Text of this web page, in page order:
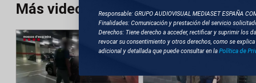
Responsable: GRUPO AUDIOVISUAL MEDIASET ESPAÑA
Finalidades: Comunicación y prestación del servicio
Derechos: Tiene derecho a acceder, rectificar y suprimir los
revocar su consentimiento y otros derechos, como se
adicional y detallada que puede consultar en la Política de
Más videos